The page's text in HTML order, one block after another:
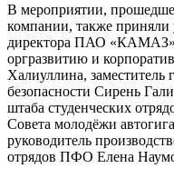
В мероприятии,
компании, также приняли
директора ПАО «КАМАЗ»
оргразвитию и
Халиуллина, заместитель
безопасности Сирень
штаба студенческих
Совета молодёжи
руководитель
отрядов ПФО Елена